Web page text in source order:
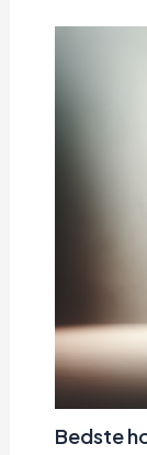
Bedste